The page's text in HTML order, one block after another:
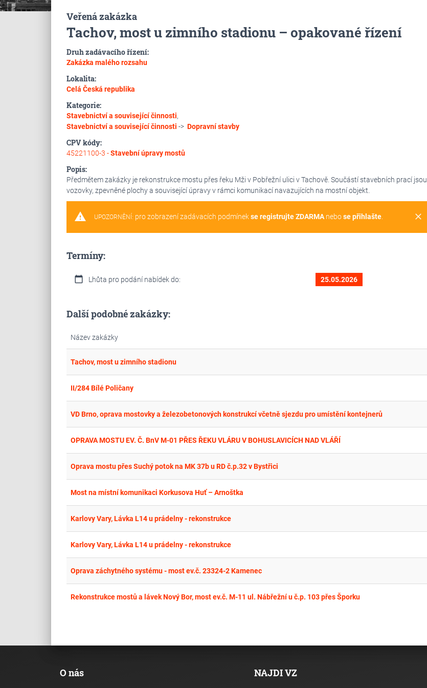
Veřená zakázka
Tachov, most u zimního stadionu – opakované řízení
Druh zadávacího řízení:
Zakázka malého rozsahu
Lokalita:
Celá Česká republika
Kategorie:
Stavebnictví a související činnosti,
Stavebnictví a související činnosti -> Dopravní stavby
CPV kódy:
45221100-3 -Stavební úpravy mostů
Popis:
Předmětem zakázky je rekonstrukce mostu přes řeku Mži v Pobřežní ulici v Tachově. Součástí stavebních prací jsou
vozovky, zpevněné plochy a související úpravy v rámci komunikací navazujících na mostní objekt.
warning clear
UPOZORNĚNÍ: pro zobrazení zadávacích podmínekse registrujte ZDARMAnebose přihlašte.
Termíny:
calendar_today Lhůta pro podání nabídek do: 25.05.2026
Další podobné zakázky:
Název zakázky
Tachov, most u zimního stadionu
II/284 Bílé Poličany
VD Brno, oprava mostovky a železobetonových konstrukcí včetně sjezdu pro umístění kontejnerů
OPRAVA MOSTU EV. Č. BnV M-01 PŘES ŘEKU VLÁRU V BOHUSLAVICÍCH NAD VLÁŘÍ
Oprava mostu přes Suchý potok na MK 37b u RD č.p.32 v Bystřici
Most na místní komunikaci Korkusova Huť – Arnoštka
Karlovy Vary, Lávka L14 u prádelny - rekonstrukce
Karlovy Vary, Lávka L14 u prádelny - rekonstrukce
Oprava záchytného systému - most ev.č. 23324-2 Kamenec
Rekonstrukce mostů a lávek Nový Bor, most ev.č. M-11 ul. Nábřežní u č.p. 103 přes Šporku
O nás NAJDI VZ